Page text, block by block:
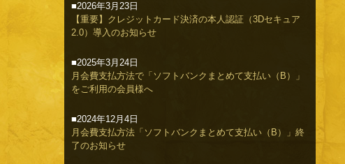
■2026年3月23日
【重要】クレジットカード決済の本人認証（3Dセキュア
2.0）導入のお知らせ
■2025年3月24日
月会費支払方法で「ソフトバンクまとめて支払い（B）」
をご利用の会員様へ
■2024年12月4日
月会費支払方法「ソフトバンクまとめて支払い（B）」終
了のお知らせ